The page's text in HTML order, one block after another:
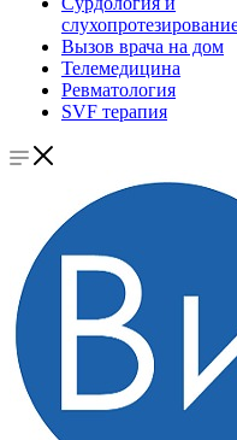
Вызов врача на дом
Телемедицина
Ревматология
SVF терапия